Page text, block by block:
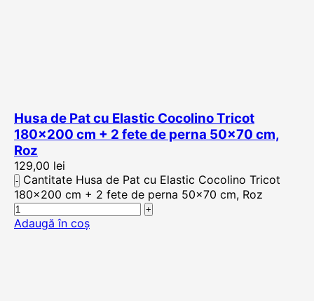
Husa de Pat cu Elastic Cocolino Tricot
180×200 cm + 2 fete de perna 50×70 cm,
Roz
129,00 lei
Cantitate Husa de Pat cu Elastic Cocolino Tricot
180x200 cm + 2 fete de perna 50x70 cm, Roz
Adaugă în coș